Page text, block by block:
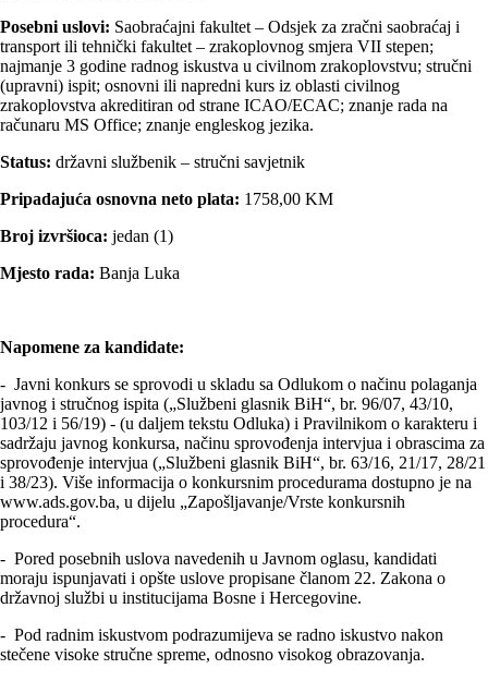
Posebni uslovi: Saobraćajni fakultet – Odsjek za zračni saobraćaj i
transport ili tehnički fakultet – zrakoplovnog smjera VII stepen;
najmanje 3 godine radnog iskustva u civilnom zrakoplovstvu; stručni
(upravni) ispit; osnovni ili napredni kurs iz oblasti civilnog
zrakoplovstva akreditiran od strane ICAO/ECAC; znanje rada na
računaru MS Office; znanje engleskog jezika.
Status: državni službenik – stručni savjetnik
Pripadajuća osnovna neto plata: 1758,00 KM
Broj izvršioca: jedan (1)
Mjesto rada: Banja Luka
Napomene za kandidate:
- Javni konkurs se sprovodi u skladu sa Odlukom o načinu polaganja
javnog i stručnog ispita („Službeni glasnik BiH“, br. 96/07, 43/10,
103/12 i 56/19) - (u daljem tekstu Odluka) i Pravilnikom o karakteru i
sadržaju javnog konkursa, načinu sprovođenja intervjua i obrascima za
sprovođenje intervjua („Službeni glasnik BiH“, br. 63/16, 21/17, 28/21
i 38/23). Više informacija o konkursnim procedurama dostupno je na
www.ads.gov.ba, u dijelu „Zapošljavanje/Vrste konkursnih
procedura“.
- Pored posebnih uslova navedenih u Javnom oglasu, kandidati
moraju ispunjavati i opšte uslove propisane članom 22. Zakona o
državnoj službi u institucijama Bosne i Hercegovine.
- Pod radnim iskustvom podrazumijeva se radno iskustvo nakon
stečene visoke stručne spreme, odnosno visokog obrazovanja.